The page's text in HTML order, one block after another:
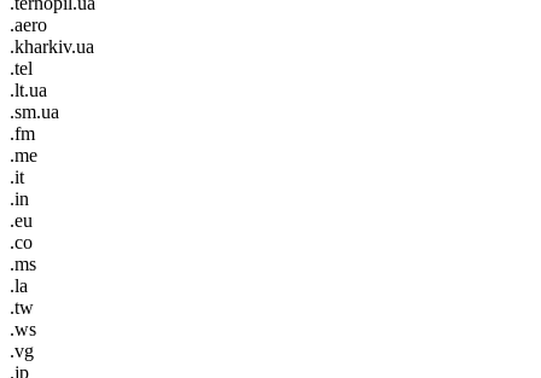
.aero
.kharkiv.ua
.tel
.lt.ua
.sm.ua
.fm
.me
.it
.in
.eu
.co
.ms
.la
.tw
.ws
.vg
.jp